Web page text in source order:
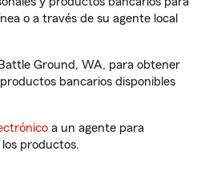
o a través de su agente local
Ground, WA, para obtener
bancarios disponibles
a un agente para
productos.